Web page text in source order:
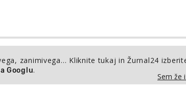
zanimivega… Kliknite tukaj in Žurnal24
Googlu.
Sem že